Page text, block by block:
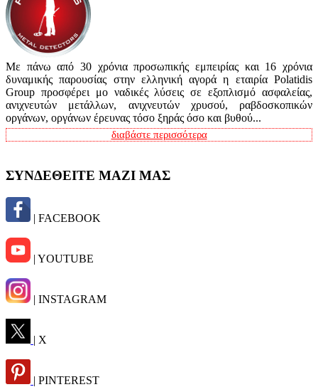
Με πάνω από 30 χρόνια προσωπικής εμπειρίας και 16 χρόνια
δυναμικής παρουσίας στην ελληνική αγορά η εταιρία Polatidis
Group προσφέρει μο ναδικές λύσεις σε εξοπλισμό ασφαλείας,
ανιχνευτών μετάλλων, ανιχνευτών χρυσού, ραβδοσκοπικών
οργάνων, οργάνων έρευνας τόσο ξηράς όσο και βυθού...
διαβάστε περισσότερα
ΣΥΝΔΕΘΕΙΤΕ ΜΑΖΙ ΜΑΣ
| FACEBOOK
| YOUTUBE
| INSTAGRAM
| X
| PINTEREST